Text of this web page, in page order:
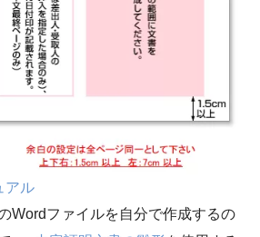
アル
Wordファイルを自分で作成するの